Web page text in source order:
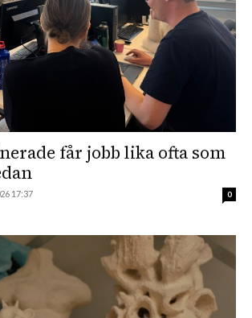
får jobb lika ofta som
17:37 0